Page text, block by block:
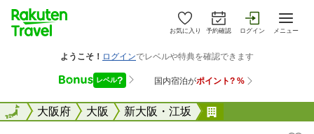
お気に入り 予約確認 ログイン メニュー
全国大阪府 大阪 新大阪・江坂
全国